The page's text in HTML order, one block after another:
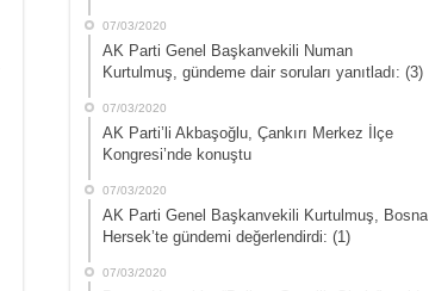
07/03/2020
AK Parti Genel Başkanvekili Numan
Kurtulmuş, gündeme dair soruları yanıtladı: (3)
07/03/2020
AK Parti’li Akbaşoğlu, Çankırı Merkez İlçe
Kongresi’nde konuştu
07/03/2020
AK Parti Genel Başkanvekili Kurtulmuş, Bosna
Hersek’te gündemi değerlendirdi: (1)
07/03/2020